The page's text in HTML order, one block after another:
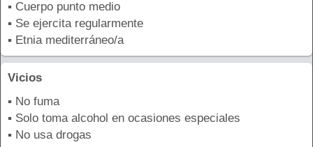
▪ Cuerpo punto medio
▪ Se ejercita regularmente
▪ Etnia mediterráneo/a
Vicios
▪ No fuma
▪ Solo toma alcohol en ocasiones especiales
▪ No usa drogas